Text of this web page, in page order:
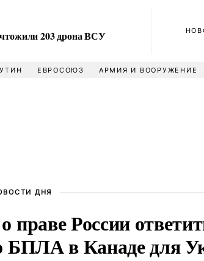
203 дрона ВСУ
ЕВРОСОЮЗ АРМИЯ И ВООРУЖЕНИЕ
ДНЯ
России
БПЛА в Канаде для